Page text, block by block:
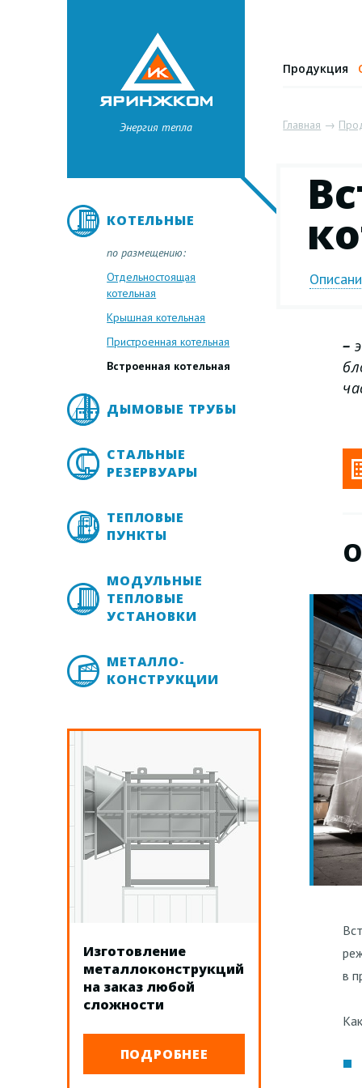
Энергия тепла
Продукция
КОТЕЛЬНЫЕ
по размещению:
Отдельностоящая
котельная
Крышная котельная
Пристроенная котельная
Встроенная котельная
ДЫМОВЫЕ ТРУБЫ
СТАЛЬНЫЕ
РЕЗЕРВУАРЫ
ТЕПЛОВЫЕ
ПУНКТЫ
МОДУЛЬНЫЕ
ТЕПЛОВЫЕ
УСТАНОВКИ
МЕТАЛЛО-
КОНСТРУКЦИИ
Изготовление
металлоконструкций
на заказ любой
сложности
ПОДРОБНЕЕ
Главная →
–
в